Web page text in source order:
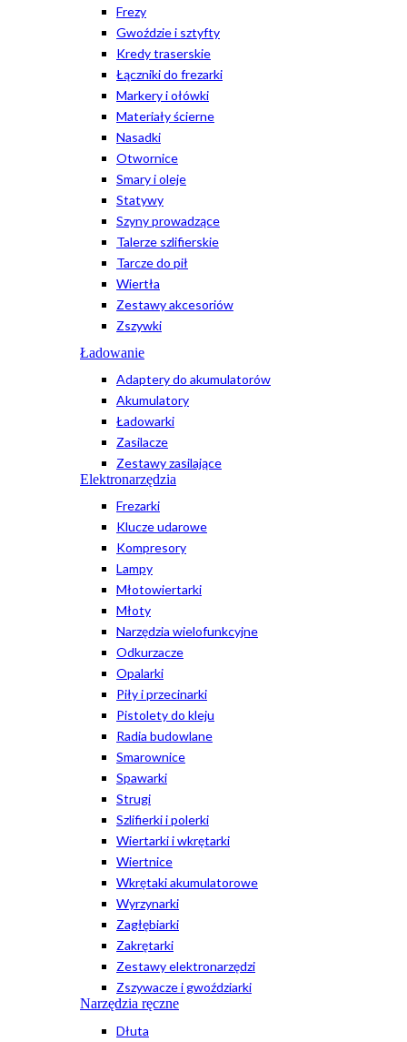
Frezy
Gwoździe i sztyfty
Kredy traserskie
Łączniki do frezarki
Markery i ołówki
Materiały ścierne
Nasadki
Otwornice
Smary i oleje
Statywy
Szyny prowadzące
Talerze szlifierskie
Tarcze do pił
Wiertła
Zestawy akcesoriów
Zszywki
Ładowanie
Adaptery do akumulatorów
Akumulatory
Ładowarki
Zasilacze
Zestawy zasilające
Elektronarzędzia
Frezarki
Klucze udarowe
Kompresory
Lampy
Młotowiertarki
Młoty
Narzędzia wielofunkcyjne
Odkurzacze
Opalarki
Piły i przecinarki
Pistolety do kleju
Radia budowlane
Smarownice
Spawarki
Strugi
Szlifierki i polerki
Wiertarki i wkrętarki
Wiertnice
Wkrętaki akumulatorowe
Wyrzynarki
Zagłębiarki
Zakrętarki
Zestawy elektronarzędzi
Zszywacze i gwoździarki
Narzędzia ręczne
Dłuta